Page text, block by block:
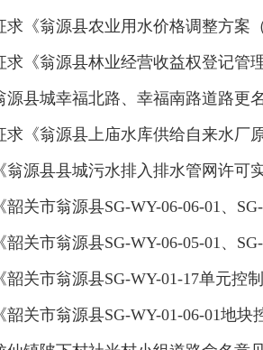
求《翁源县农业用水价格调整方案
求《翁源县林业经营收益权登记管
源县城幸福北路、幸福南路道路更
求《翁源县上庙水库供给自来水厂
翁源县县城污水排入排水管网许可
韶关市翁源县SG-WY-06-06-01、
韶关市翁源县SG-WY-06-05-01、
韶关市翁源县SG-WY-01-17单元控
韶关市翁源县SG-WY-01-06-01地